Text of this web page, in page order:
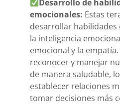
Desarrollo de
emocionales: Estas
desarrollar habilidades
la inteligencia
emocional y la
reconocer y manejar
de manera saludable,
establecer relaciones
tomar decisiones más